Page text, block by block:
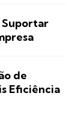
Suportar
de
Eficiência